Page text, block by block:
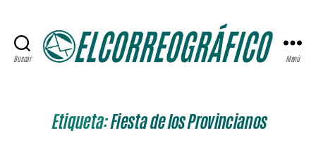
Buscar Menú
Etiqueta:Fiesta de los Provincianos